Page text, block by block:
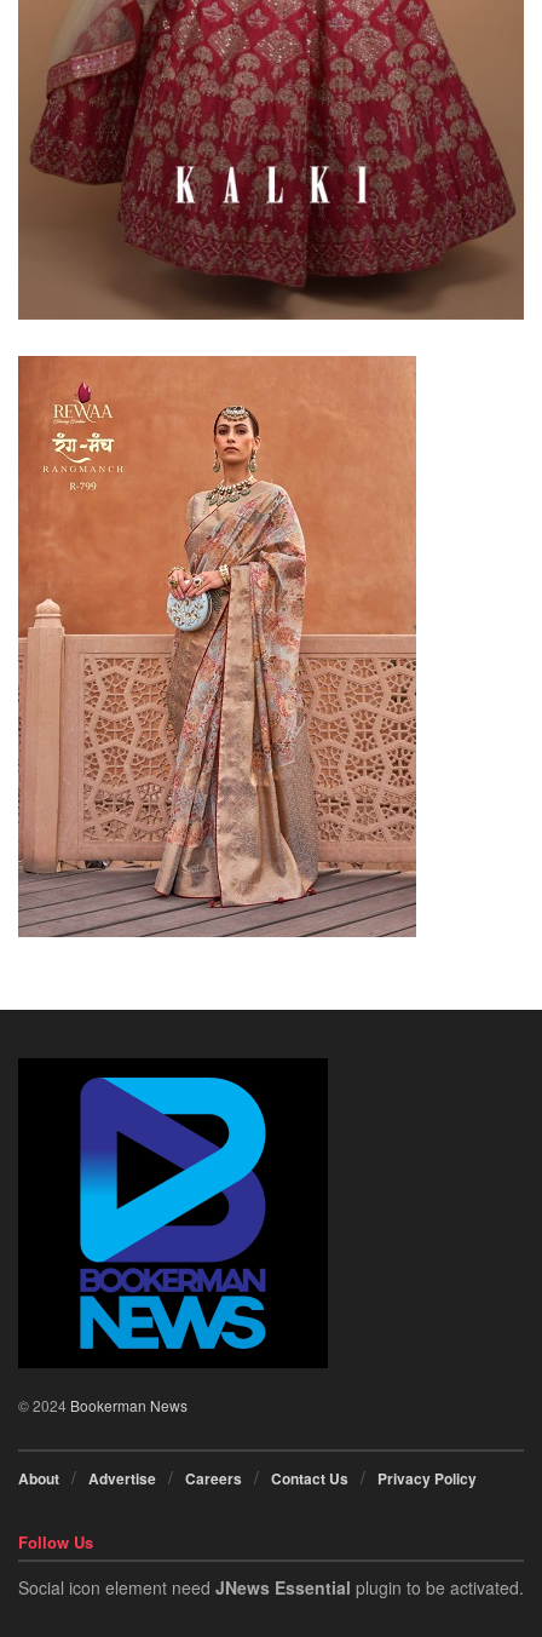
© 2024 Bookerman News
About Advertise Careers Contact Us Privacy Policy
Follow Us
Social icon element need JNews Essential plugin to be activated.